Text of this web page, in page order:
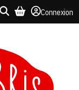
Connexion